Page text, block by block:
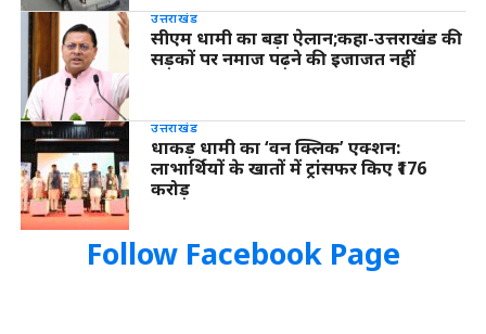
उत्तराखंड
सीएम धामी का बड़ा ऐलान;कहा-उत्तराखंड की
सड़कों पर नमाज पढ़ने की इजाजत नहीं
उत्तराखंड
धाकड़ धामी का ‘वन क्लिक’ एक्शन:
लाभार्थियों के खातों में ट्रांसफर किए ₹176
करोड़
Follow Facebook Page